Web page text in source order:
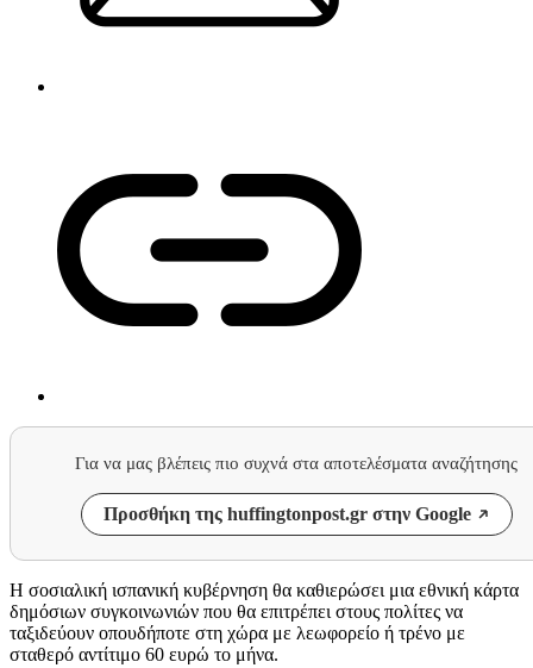
Για να μας βλέπεις πιο συχνά στα αποτελέσματα αναζήτησης
Προσθήκη της huffingtonpost.gr στην Google
Η σοσιαλική ισπανική κυβέρνηση θα καθιερώσει μια εθνική κάρτα
δημόσιων συγκοινωνιών που θα επιτρέπει στους πολίτες να
ταξιδεύουν οπουδήποτε στη χώρα με λεωφορείο ή τρένο με
σταθερό αντίτιμο 60 ευρώ το μήνα.